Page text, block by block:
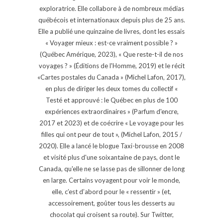
exploratrice. Elle collabore à de nombreux médias
québécois et internationaux depuis plus de 25 ans.
Elle a publié une quinzaine de livres, dont les essais
« Voyager mieux : est-ce vraiment possible ? »
(Québec Amérique, 2023), « Que reste-t-il de nos
voyages ? » (Éditions de l'Homme, 2019) et le récit
«Cartes postales du Canada » (Michel Lafon, 2017),
en plus de diriger les deux tomes du collectif «
Testé et approuvé : le Québec en plus de 100
expériences extraordinaires » (Parfum d'encre,
2017 et 2023) et de coécrire « Le voyage pour les
filles qui ont peur de tout », (Michel Lafon, 2015 /
2020). Elle a lancé le blogue Taxi-brousse en 2008
et visité plus d'une soixantaine de pays, dont le
Canada, qu'elle ne se lasse pas de sillonner de long
en large. Certains voyagent pour voir le monde,
elle, c’est d’abord pour le « ressentir » (et,
accessoirement, goûter tous les desserts au
chocolat qui croisent sa route). Sur Twitter,